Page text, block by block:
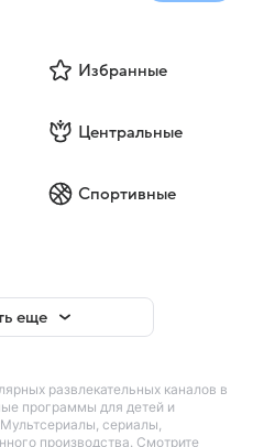
Избранные
Центральные
Спортивные
еще
развлекательных каналов в
программы для детей и
сериалы,
производства. Смотрите